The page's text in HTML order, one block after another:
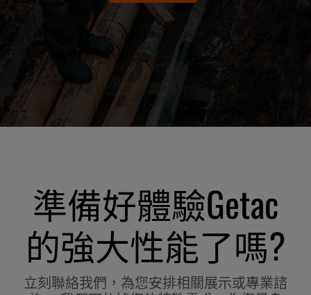
準備好體驗Getac
的強大性能了嗎?
立刻聯絡我們，為您安排相關展示或專業諮